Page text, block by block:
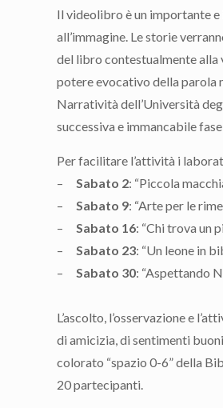
Il videolibro è un importante
all’immagine. Le storie
del libro contestualmente alla
potere evocativo della parola
Narratività dell’Università
successiva e immancabile
Per facilitare l’attività i
–
Sabato 2: “Piccola
–
Sabato 9: “Arte per le
–
Sabato 16: “Chi trova un
–
Sabato 23: “Un leone in
–
Sabato 30: “Aspettando
L’ascolto, l’osservazione e
di amicizia, di sentimenti
colorato “spazio 0-6” della
20 partecipanti.